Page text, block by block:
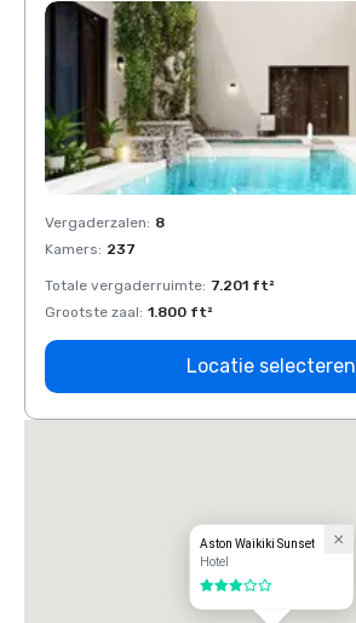
Vergaderzalen: 8
Kamers: 237
Totale vergaderruimte: 7.201 ft²
Grootste zaal: 1.800 ft²
Locatie selecteren
Aston Waikiki Sunset
Hotel
3 van 5